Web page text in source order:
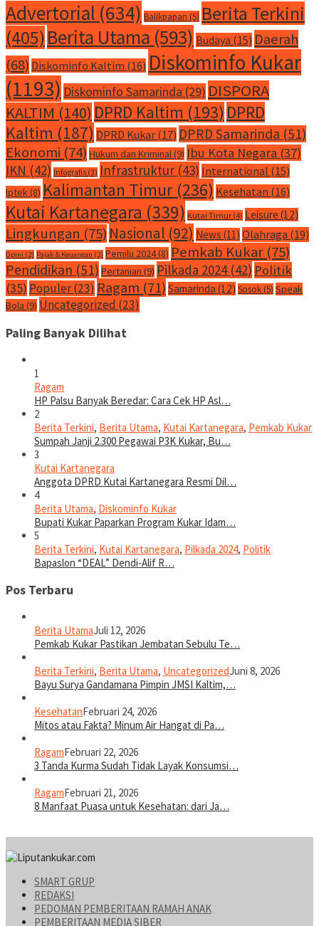
Advertorial (634) Balikpapan (5) Berita Terkini
(405)Berita Utama (593) Budaya (15) Daerah
(68) Diskominfo Kaltim (16) Diskominfo Kukar
(1193) Diskominfo Samarinda (29) DISPORA
KALTIM (140) DPRD Kaltim (193) DPRD
Kaltim (187) DPRD Kukar (17) DPRD Samarinda (51)
Ekonomi (74) Hukum dan Kriminal(9) Ibu Kota Negara (37)
IKN (42) Infografis (3) Infrastruktur (43) International (15)
Iptek(8) Kalimantan Timur (236) Kesehatan (16)
Kutai Kartanegara (339) Kutai Timur (4) Leisure (12)
Lingkungan (75) Nasional (92) News (11) Olahraga (19)
Opini (2) Pajak & Keuangan (2) Pemilu 2024(8) Pemkab Kukar (75)
Pendidikan (51) Pertanian (9) Pilkada 2024(42) Politik
(35) Populer(23) Ragam (71) Samarinda (12) Sosok(5) Speak
Bola (9) Uncategorized (23)
Paling Banyak Dilihat
1
Ragam
HP Palsu Banyak Beredar: Cara Cek HP Asl…
2
Berita Terkini, Berita Utama, Kutai Kartanegara, Pemkab Kukar
Sumpah Janji 2.300 Pegawai P3K Kukar, Bu…
3
Kutai Kartanegara
Anggota DPRD Kutai Kartanegara Resmi Dil…
4
Berita Utama, Diskominfo Kukar
Bupati Kukar Paparkan Program Kukar Idam…
5
Berita Terkini, Kutai Kartanegara, Pilkada 2024, Politik
Bapaslon “DEAL” Dendi-Alif R…
Pos Terbaru
Berita UtamaJuli 12, 2026
Pemkab Kukar Pastikan Jembatan Sebulu Te…
Berita Terkini, Berita Utama, UncategorizedJuni 8, 2026
Bayu Surya Gandamana Pimpin JMSI Kaltim,…
KesehatanFebruari 24, 2026
Mitos atau Fakta? Minum Air Hangat di Pa…
RagamFebruari 22, 2026
3 Tanda Kurma Sudah Tidak Layak Konsumsi…
RagamFebruari 21, 2026
8 Manfaat Puasa untuk Kesehatan: dari Ja…
SMART GRUP
REDAKSI
PEDOMAN PEMBERITAAN RAMAH ANAK
PEMBERITAAN MEDIA SIBER